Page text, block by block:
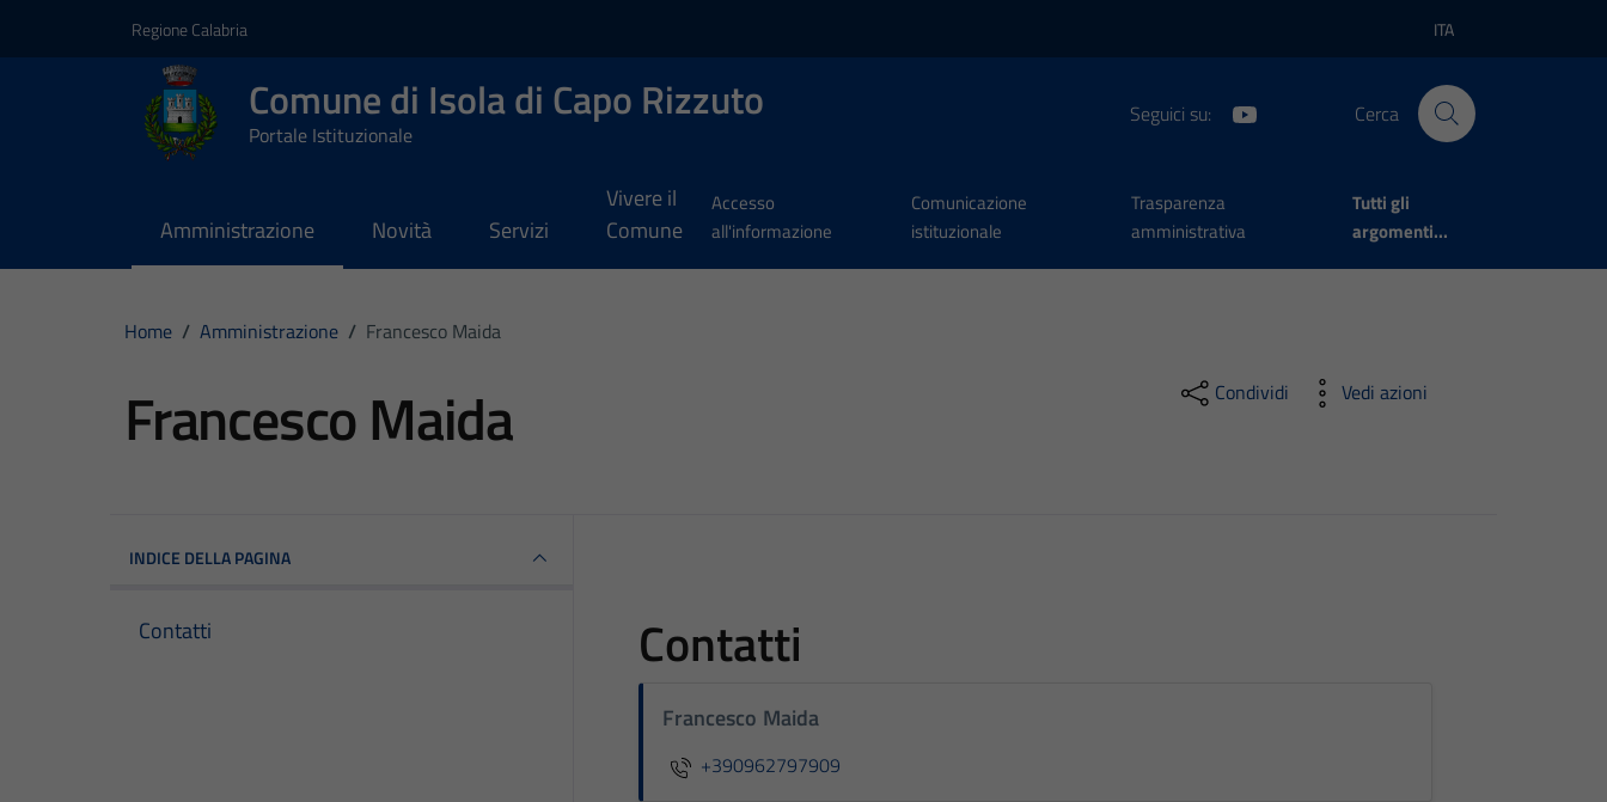
Regione Calabria Lingua attiva:
ITA
Comune di Isola di Capo Rizzuto
Portale Istituzionale
Seguici su: Cerca
Amministrazione Novità Servizi
Vivere il
Comune
Accesso
all'informazione
Comunicazione
istituzionale
Trasparenza
amministrativa
Tutti gli
argomenti...
Home / Amministrazione / Francesco Maida
Francesco Maida Condividi Vedi azioni
INDICE DELLA PAGINA
Contatti Contatti
Francesco Maida
+390962797909